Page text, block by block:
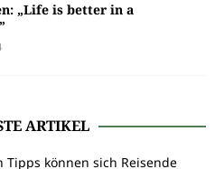
„Life is better in a
ARTIKEL
können sich Reisende